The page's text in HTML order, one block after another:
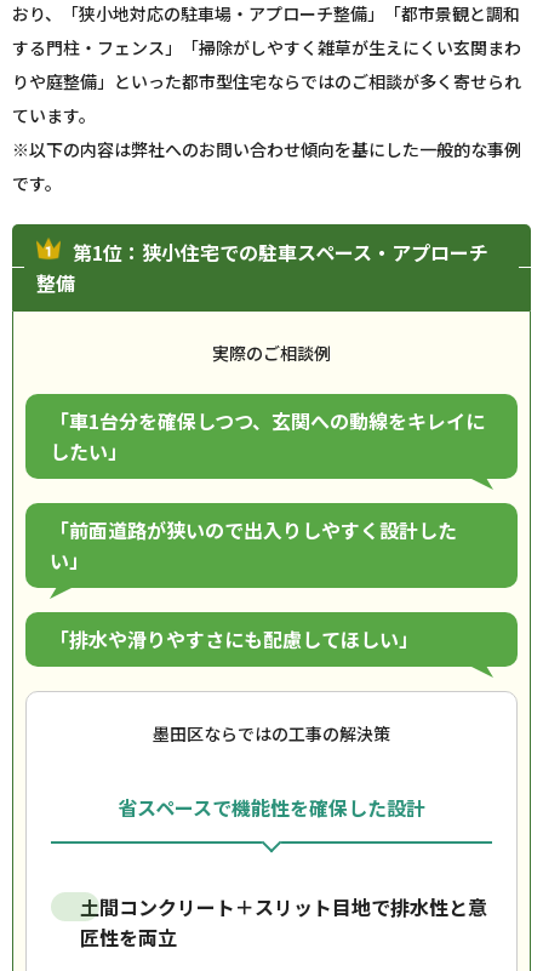
おり、「狭小地対応の駐車場・アプローチ整備」「都市景観と調和
する門柱・フェンス」「掃除がしやすく雑草が生えにくい玄関まわ
りや庭整備」といった都市型住宅ならではのご相談が多く寄せられ
ています。
※以下の内容は弊社へのお問い合わせ傾向を基にした一般的な事例
です。
第1位：狭小住宅での駐車スペース・アプローチ
整備
実際のご相談例
「車1台分を確保しつつ、玄関への動線をキレイに
したい」
「前面道路が狭いので出入りしやすく設計した
い」
「排水や滑りやすさにも配慮してほしい」
墨田区ならではの工事の解決策
省スペースで機能性を確保した設計
土間コンクリート＋スリット目地で排水性と意
匠性を両立